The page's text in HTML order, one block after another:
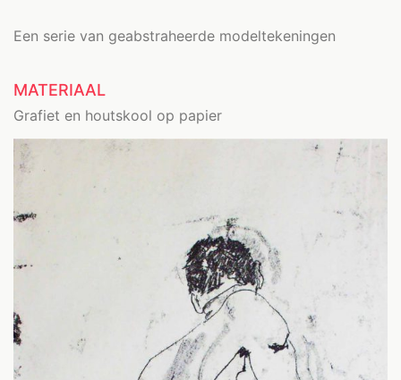
Een serie van geabstraheerde modeltekeningen
MATERIAAL
Grafiet en houtskool op papier